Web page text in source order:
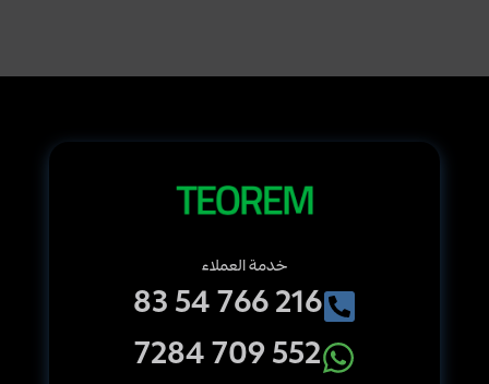
خدمة العملاء
216 766 54 83
552 709 7284